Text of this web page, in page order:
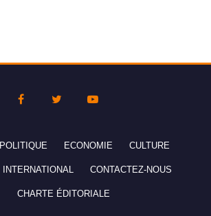
POLITIQUE ECONOMIE CULTURE
INTERNATIONAL CONTACTEZ-NOUS
CHARTE ÉDITORIALE